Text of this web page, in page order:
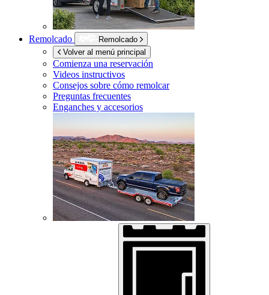
Remolcado
Remolcado
Volver al menú principal
Comienza una reservación
Videos instructivos
Consejos sobre cómo remolcar
Preguntas frecuentes
Enganches y accesorios